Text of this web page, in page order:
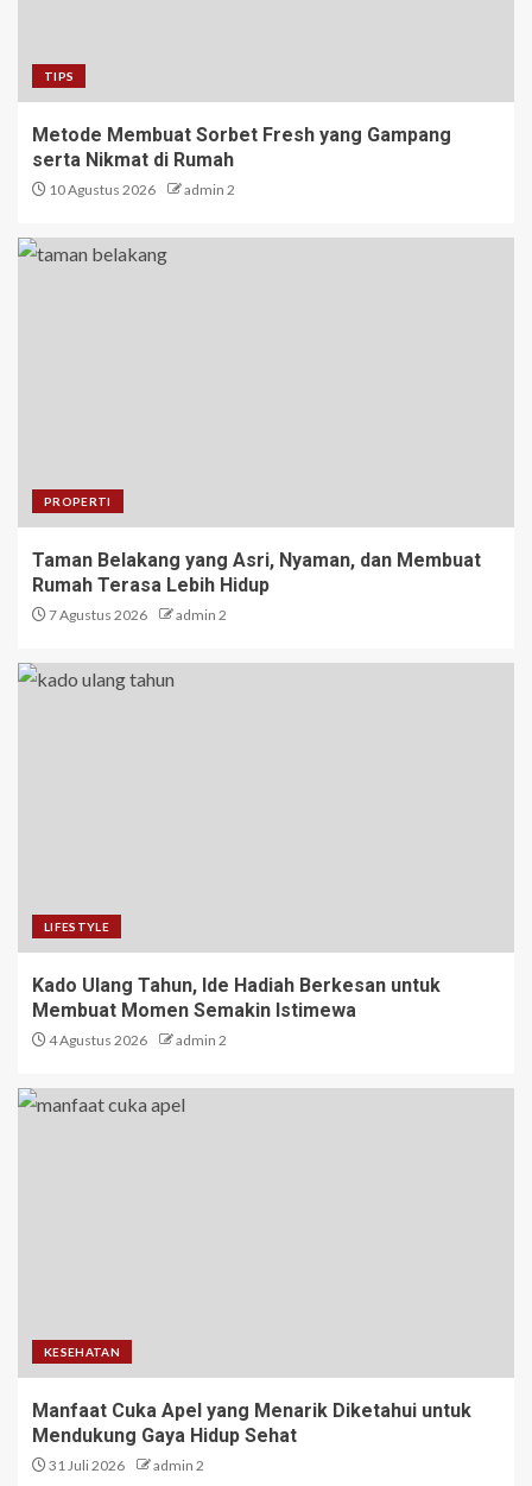
TIPS
Metode Membuat Sorbet Fresh yang Gampang
serta Nikmat di Rumah
10 Agustus 2026 admin 2
PROPERTI
Taman Belakang yang Asri, Nyaman, dan Membuat
Rumah Terasa Lebih Hidup
7 Agustus 2026 admin 2
LIFESTYLE
Kado Ulang Tahun, Ide Hadiah Berkesan untuk
Membuat Momen Semakin Istimewa
4 Agustus 2026 admin 2
KESEHATAN
Manfaat Cuka Apel yang Menarik Diketahui untuk
Mendukung Gaya Hidup Sehat
31 Juli 2026 admin 2